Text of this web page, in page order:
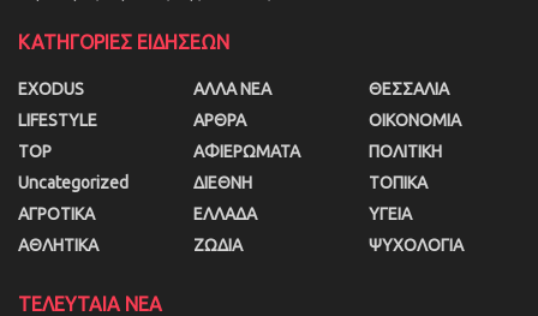
ΚΑΤΗΓΟΡΙΕΣ ΕΙΔΗΣΕΩΝ
EXODUS
LIFESTYLE
TOP
Uncategorized
ΑΓΡΟΤΙΚΑ
ΑΘΛΗΤΙΚΑ
ΑΛΛΑ ΝΕΑ
ΑΡΘΡΑ
ΑΦΙΕΡΩΜΑΤΑ
ΔΙΕΘΝΗ
ΕΛΛΑΔΑ
ΖΩΔΙΑ
ΘΕΣΣΑΛΙΑ
ΟΙΚΟΝΟΜΙΑ
ΠΟΛΙΤΙΚΗ
ΤΟΠΙΚΑ
ΥΓΕΙΑ
ΨΥΧΟΛΟΓΙΑ
ΤΕΛΕΥΤΑΙΑ ΝΕΑ